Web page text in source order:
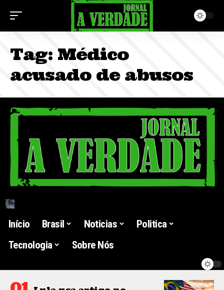
Tag: Médico
acusado de abusos
Início Brasil Noticias
Politica
Tecnologia
Sobre Nós